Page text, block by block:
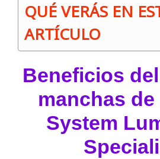
QUÉ VERÁS EN
ARTÍCULO
Beneficios
manchas
System